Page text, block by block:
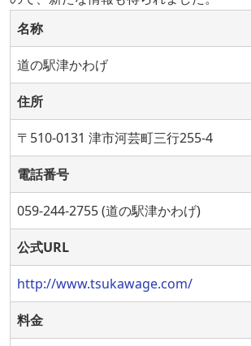
名称
道の駅津かわげ
住所
〒510-0131 津市河芸町三行255-4
電話番号
059-244-2755 (道の駅津かわげ)
公式URL
http://www.tsukawage.com/
料金